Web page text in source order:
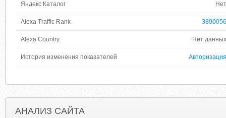
Яндекс Каталог Нет
Alexa Traffic Rank 3890056
Alexa Country Нет данных
История изменения показателей Авторизация
АНАЛИЗ САЙТА